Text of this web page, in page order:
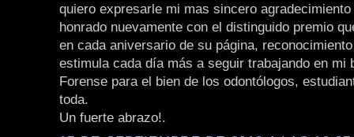
quiero expresarle mi mas sincero
honrado nuevamente con el distinguido premio
en cada aniversario de su página,
estimula cada día más a seguir trabajando en mi
Forense para el bien de los odontólogos,
toda.
Un fuerte abrazo!.